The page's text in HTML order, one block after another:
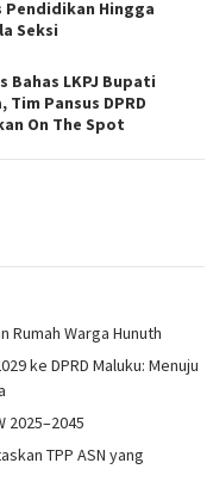
Pendidikan Hingga
Seksi
Bahas LKPJ Bupati
Tim Pansus DPRD
On The Spot
Rumah Warga Hunuth
ke DPRD Maluku: Menuju
2025–2045
TPP ASN yang